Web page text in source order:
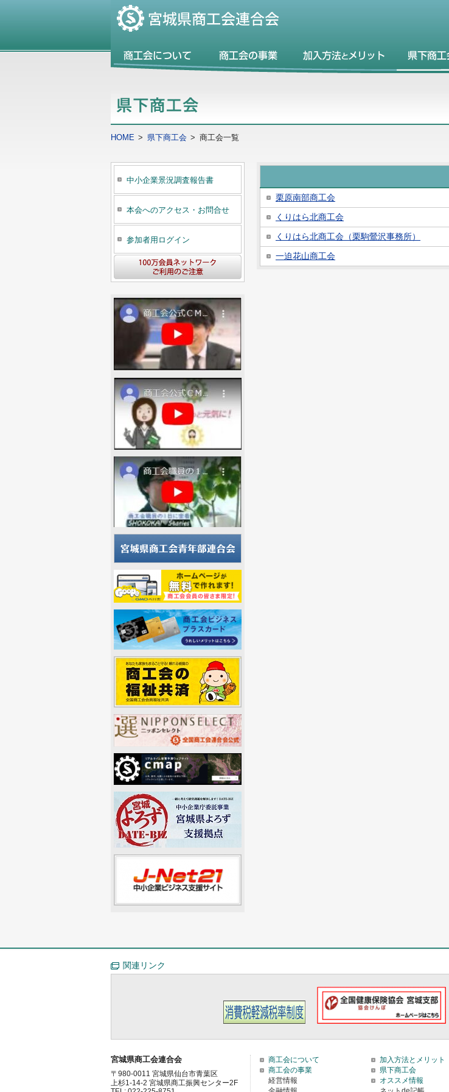
HOME > 県下商工会 > 商工会一覧
中小企業景況調査報告書
本会へのアクセス・お問合せ
参加者用ログイン
栗原南部商工会
くりはら北商工会
くりはら北商工会（栗駒鶯沢事務所）
一迫花山商工会
関連リンク
宮城県商工会連合会
〒980-0011 宮城県仙台市青葉区
上杉1-14-2 宮城県商工振興センター2F
商工会について
商工会の事業
経営情報
加入方法とメリット
県下商工会
オススメ情報